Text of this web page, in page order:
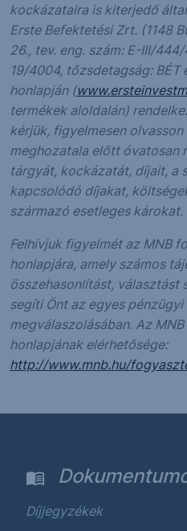
kockázataira is kiterjedő
Erste Befektetési Zrt. (1148
26., tev. eng. szám: E-III/
19/4004, tőzsdetagság: BÉT
honlapján (
termékek aloldalán)
kérjük, figyelmesen
meghozatala előtt óvatosan
tárgyát, kockázatát, díjait, a
kapcsolódó díjakat,
származó esetleges károkat.
Felhívjuk figyelmét az MNB
honlapjára, amely számos
összehasonlítást, választást
segíti Önt az egyes pénzügyi
megválaszolásában. Az
honlapjának elérhetősége:
http://www.mnb.hu/
Díjjegyzékek